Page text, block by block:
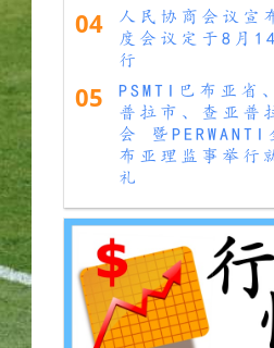
04
人民协商会议宣
度会议定于8月
行
05
PSMTI巴布亚省
普拉市、查亚普
会 暨PERWANTI
布亚理监事举行
礼